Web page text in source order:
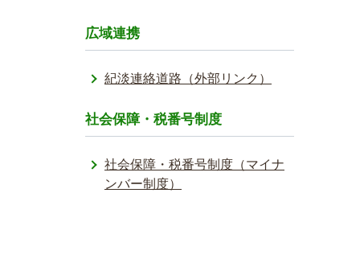
広域連携
紀淡連絡道路（外部リンク）
社会保障・税番号制度
社会保障・税番号制度（マイナ
ンバー制度）